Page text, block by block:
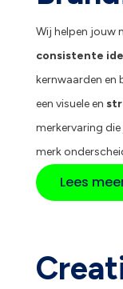
Wij helpen jouw
consistente
kernwaarden en
een visuele en
merkervaring
merk
Lees